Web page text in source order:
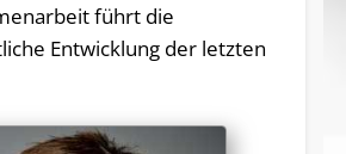
führt die
Entwicklung der letzten